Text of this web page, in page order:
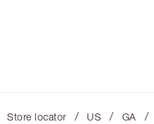
Store locator / US / GA /